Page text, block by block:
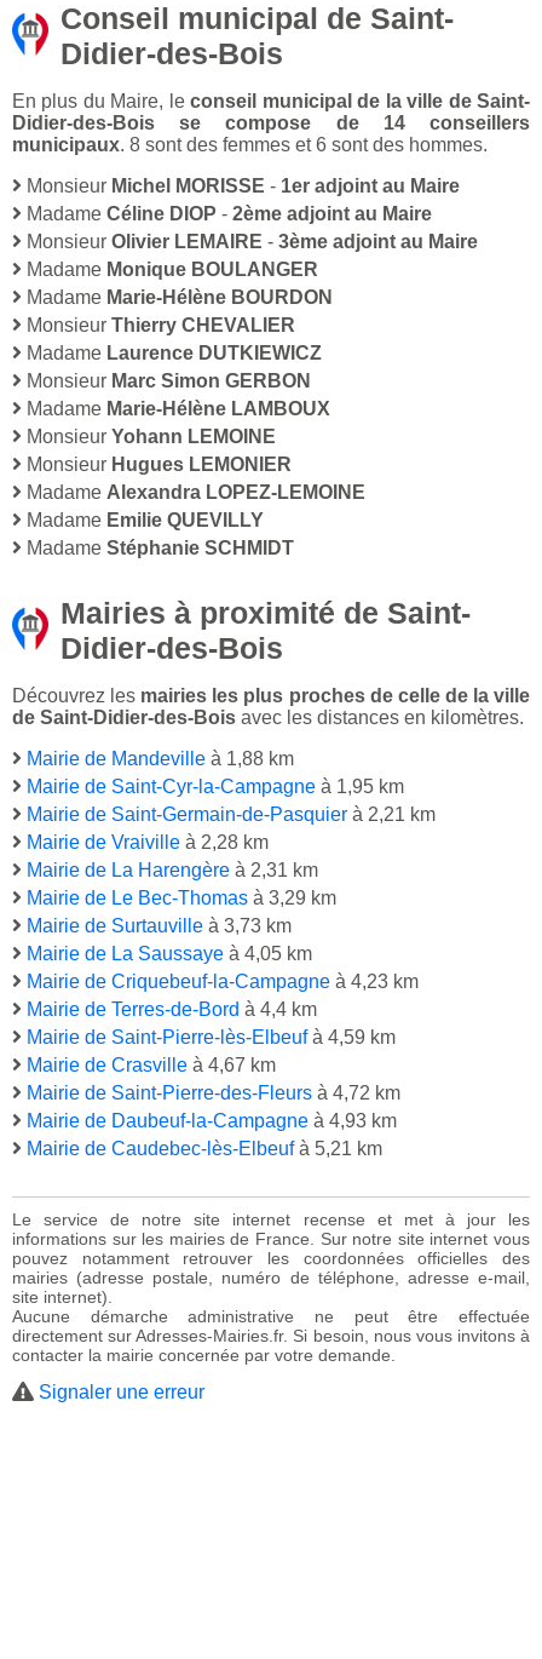
Conseil municipal de Saint-
Didier-des-Bois
En plus du Maire, leconseil municipal de la ville de Saint-
Didier-des-Bois se compose de 14 conseillers
municipaux. 8 sont des femmes et 6 sont des hommes.
Monsieur Michel MORISSE - 1er adjoint au Maire
Madame Céline DIOP - 2ème adjoint au Maire
Monsieur Olivier LEMAIRE - 3ème adjoint au Maire
Madame Monique BOULANGER
Madame Marie-Hélène BOURDON
Monsieur Thierry CHEVALIER
Madame Laurence DUTKIEWICZ
Monsieur Marc Simon GERBON
Madame Marie-Hélène LAMBOUX
Monsieur Yohann LEMOINE
Monsieur Hugues LEMONIER
Madame Alexandra LOPEZ-LEMOINE
Madame Emilie QUEVILLY
Madame Stéphanie SCHMIDT
Mairies à proximité de Saint-
Didier-des-Bois
Découvrez les mairies les plus proches de celle de la ville
de Saint-Didier-des-Bois avec les distances en kilomètres.
Mairie de Mandeville à 1,88 km
Mairie de Saint-Cyr-la-Campagne à 1,95 km
Mairie de Saint-Germain-de-Pasquier à 2,21 km
Mairie de Vraiville à 2,28 km
Mairie de La Harengère à 2,31 km
Mairie de Le Bec-Thomas à 3,29 km
Mairie de Surtauville à 3,73 km
Mairie de La Saussaye à 4,05 km
Mairie de Criquebeuf-la-Campagne à 4,23 km
Mairie de Terres-de-Bord à 4,4 km
Mairie de Saint-Pierre-lès-Elbeufà 4,59 km
Mairie de Crasville à 4,67 km
Mairie de Saint-Pierre-des-Fleurs à 4,72 km
Mairie de Daubeuf-la-Campagne à 4,93 km
Mairie de Caudebec-lès-Elbeufà 5,21 km
Le service de notre site internet recense et met à jour les
informations sur les mairies de France. Sur notre site internet vous
pouvez notamment retrouver les coordonnées officielles des
mairies (adresse postale, numéro de téléphone, adresse e-mail,
site internet).
Aucune démarche administrative ne peut être effectuée
directement sur Adresses-Mairies.fr. Si besoin, nous vous invitons à
contacter la mairie concernée par votre demande.
Signaler une erreur